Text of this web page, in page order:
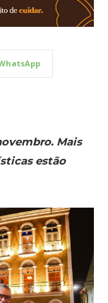
Mais
estão